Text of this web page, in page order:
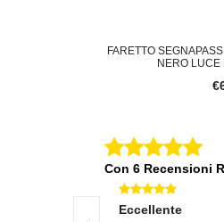
FARETTO
NERO LUCE
Con 6 Recensioni
Eccellente